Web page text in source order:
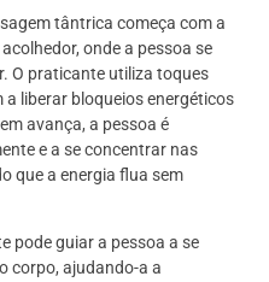
tântrica começa com a
onde a pessoa se
O praticante utiliza toques
liberar bloqueios energéticos
avança, a pessoa é
e a se concentrar nas
que a energia flua sem
pode guiar a pessoa a se
corpo, ajudando-a a